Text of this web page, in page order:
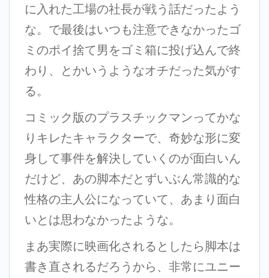
に入れた工場の社長が戦う話だったよう
な。で最後はいつも注意できなかったゴ
ミのポイ捨て男をゴミ箱に投げ込んで終
わり、とかいうようなオチだった気がす
る。
コミック版のプラスチックマンってかな
りキレたキャラクターで、奇妙な形に変
身して事件を解決していくのが面白いん
だけど、あの脚本だとずいぶん常識的な
性格の主人公になっていて、あまり面白
いとは思わなかったような。
まあ実際に映画化されるとしたら脚本は
書き直されるだろうから、非常にユニー